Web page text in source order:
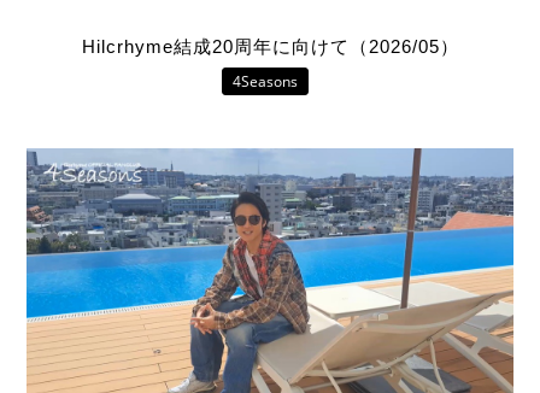
Hilcrhyme結成20周年に向けて（2026/05）
4Seasons